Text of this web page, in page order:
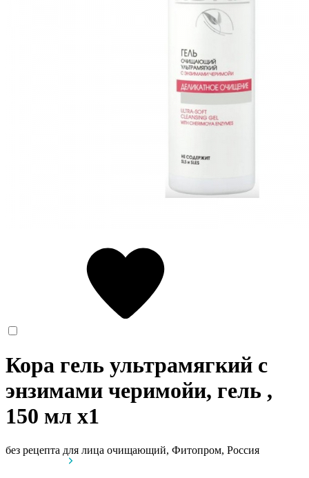
Кора гель ультрамягкий с
энзимами черимойи, гель ,
150 мл x1
без рецепта для лица очищающий, Фитопром, Россия